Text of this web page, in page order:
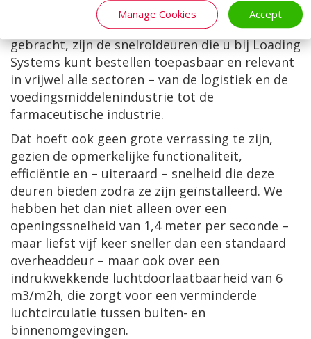
Manage Cookies Accept
Net als veel andere laadperrondeuren die we in
de loop der jaren op de markt hebben
gebracht, zijn de snelroldeuren die u bij Loading
Systems kunt bestellen toepasbaar en relevant
in vrijwel alle sectoren – van de logistiek en de
voedingsmiddelenindustrie tot de
farmaceutische industrie.
Dat hoeft ook geen grote verrassing te zijn,
gezien de opmerkelijke functionaliteit,
efficiëntie en – uiteraard – snelheid die deze
deuren bieden zodra ze zijn geïnstalleerd. We
hebben het dan niet alleen over een
openingssnelheid van 1,4 meter per seconde –
maar liefst vijf keer sneller dan een standaard
overheaddeur – maar ook over een
indrukwekkende luchtdoorlaatbaarheid van 6
m3/m2h, die zorgt voor een verminderde
luchtcirculatie tussen buiten- en
binnenomgevingen.